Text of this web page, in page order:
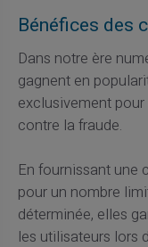
Bénéfices des
Dans notre ère
gagnent en
exclusivement
contre la fraude.
En fournissant une
pour un nombre
déterminée, elles
les utilisateurs lors